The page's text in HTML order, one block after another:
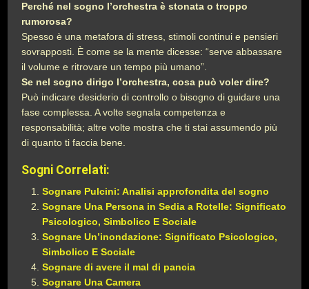
Perché nel sogno l’orchestra è stonata o troppo
rumorosa?
Spesso è una metafora di stress, stimoli continui e pensieri
sovrapposti. È come se la mente dicesse: “serve abbassare
il volume e ritrovare un tempo più umano”.
Se nel sogno dirigo l’orchestra, cosa può voler dire?
Può indicare desiderio di controllo o bisogno di guidare una
fase complessa. A volte segnala competenza e
responsabilità; altre volte mostra che ti stai assumendo più
di quanto ti faccia bene.
Sogni Correlati:
Sognare Pulcini: Analisi approfondita del sogno
Sognare Una Persona in Sedia a Rotelle: Significato
Psicologico, Simbolico E Sociale
Sognare Un’inondazione: Significato Psicologico,
Simbolico E Sociale
Sognare di avere il mal di pancia
Sognare Una Camera